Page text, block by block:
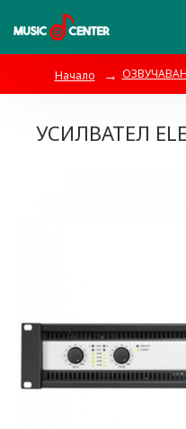
Начало
УСИЛВАТЕЛ